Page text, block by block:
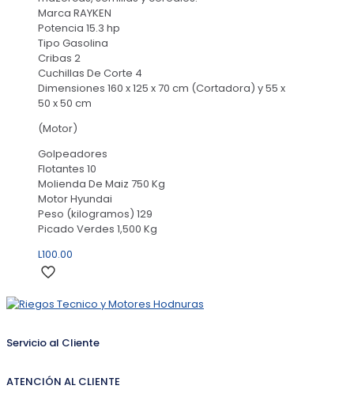
Marca RAYKEN
Potencia 15.3 hp
Tipo Gasolina
Cribas 2
Cuchillas De Corte 4
Dimensiones 160 x 125 x 70 cm (Cortadora) y 55 x
50 x 50 cm
(Motor)
Golpeadores
Flotantes 10
Molienda De Maiz 750 Kg
Motor Hyundai
Peso (kilogramos) 129
Picado Verdes 1,500 Kg
L100.00
Servicio al Cliente
ATENCIÓN AL CLIENTE